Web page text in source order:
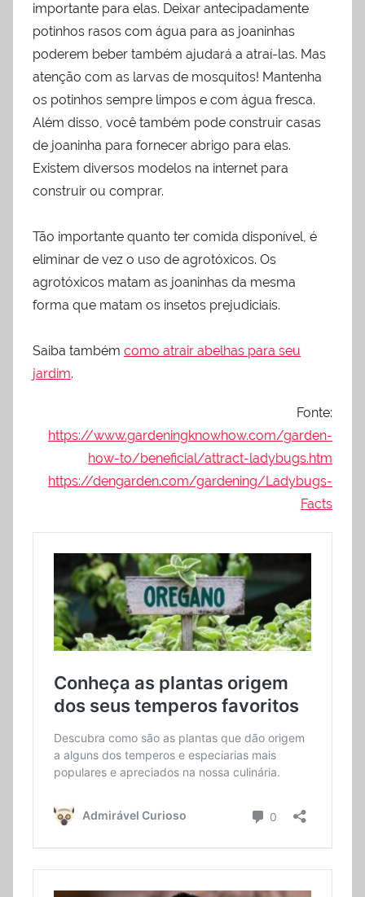
importante para elas. Deixar antecipadamente
potinhos rasos com água para as joaninhas
poderem beber também ajudará a atraí-las. Mas
atenção com as larvas de mosquitos! Mantenha
os potinhos sempre limpos e com água fresca.
Além disso, você também pode construir casas
de joaninha para fornecer abrigo para elas.
Existem diversos modelos na internet para
construir ou comprar.
Tão importante quanto ter comida disponível, é
eliminar de vez o uso de agrotóxicos. Os
agrotóxicos matam as joaninhas da mesma
forma que matam os insetos prejudiciais.
Saiba também como atrair abelhas para seu
jardim.
Fonte:
https://www.gardeningknowhow.com/garden-
how-to/beneficial/attract-ladybugs.htm
https://dengarden.com/gardening/Ladybugs-
Facts